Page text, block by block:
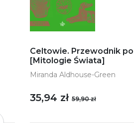
Celtowie. Przewodnik
[Mitologie Świata]
Miranda Aldhouse-Green
35,94 zł 59,90 zł